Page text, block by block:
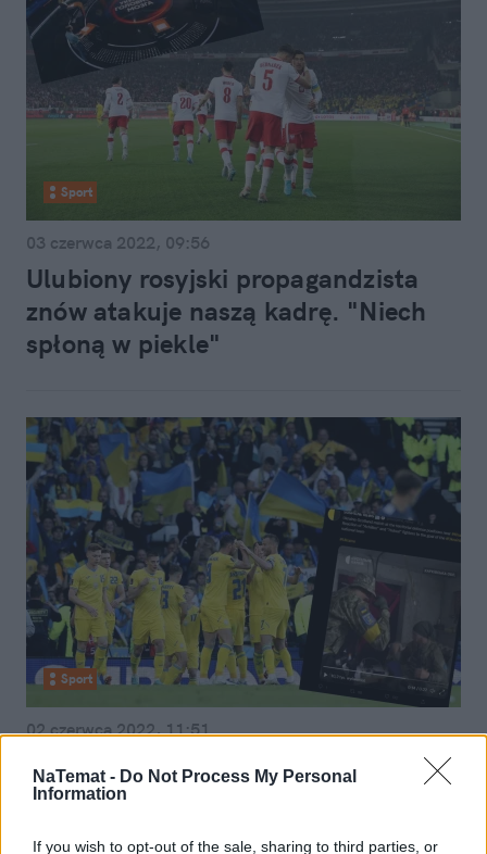
NaTemat - Do Not Process My Personal
Information
If you wish to opt-out of the sale, sharing to third parties, or
Sport
03 czerwca 2022, 09:56
Ulubiony rosyjski propagandzista
znów atakuje naszą kadrę. "Niech
spłoną w piekle"
Sport
02 czerwca 2022, 11:51
Ukraińscy żołnierze w okopach
oglądali triumf piłkarzy. Te sceny